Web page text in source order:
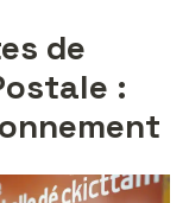
de
: